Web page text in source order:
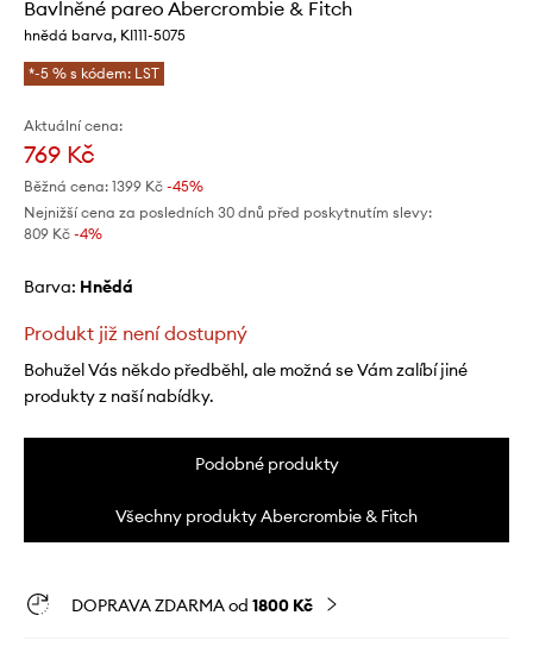
Bavlněné pareo Abercrombie & Fitch
hnědá barva, KI111-5075
*-5 % s kódem: LST
Aktuální cena:
769 Kč
Běžná cena: 1399 Kč -45%
Nejnižší cena za posledních 30 dnů před poskytnutím slevy:
809 Kč -4%
Barva: hnědá
Produkt již není dostupný
Bohužel Vás někdo předběhl, ale možná se Vám zalíbí jiné
produkty z naší nabídky.
Podobné produkty
Všechny produkty Abercrombie & Fitch
DOPRAVA ZDARMA od 1800 Kč